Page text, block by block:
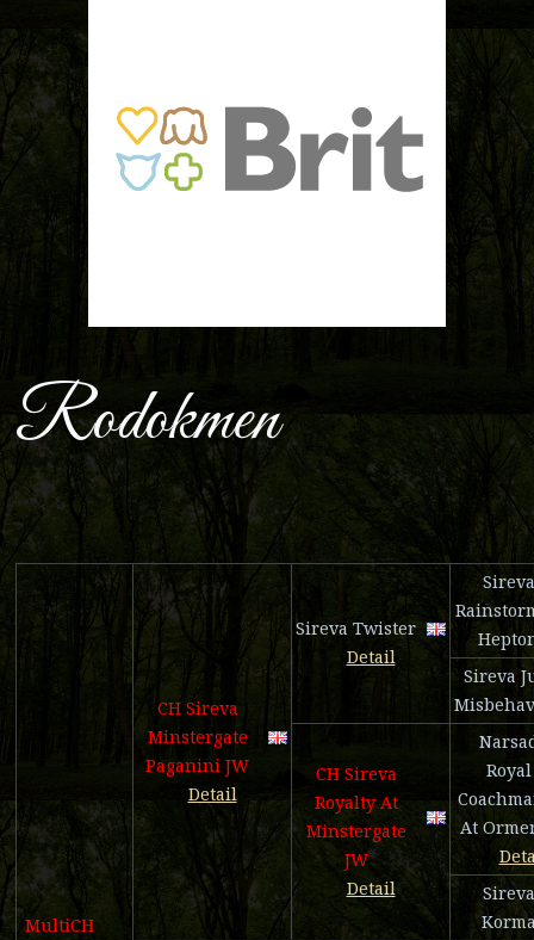
Rodokmen
MultiCH
CH Sireva
Minstergate
Paganini JW
Detail
Sireva Twister
Detail
Sireva
Sireva
CH Sireva
Royalty At
Minstergate
JW
Detail
Royal
At
Sireva